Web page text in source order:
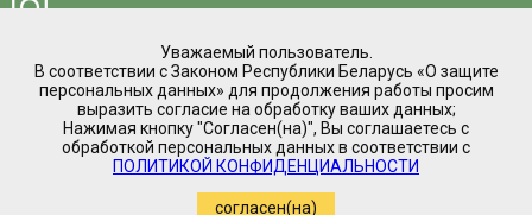
Уважаемый пользователь.
В соответствии с Законом Республики Беларусь «О защите
персональных данных» для продолжения работы просим
выразить согласие на обработку ваших данных;
Нажимая кнопку "Согласен(на)", Вы соглашаетесь с
обработкой персональных данных в соответствии с
ПОЛИТИКОЙ КОНФИДЕНЦИАЛЬНОСТИ
согласен(на)
хотите предложить идею, похвалить сотрудника или
пожаловаться?
Написать директору
Интернет магазин временно приостановил